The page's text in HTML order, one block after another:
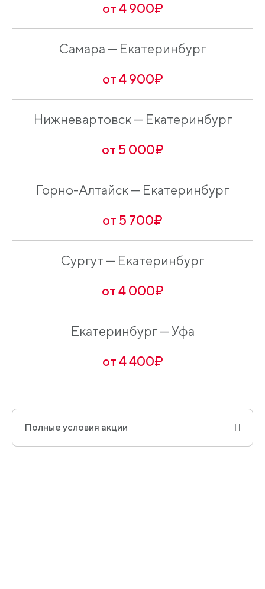
от 4 900₽
Самара — Екатеринбург
от 4 900₽
Нижневартовск — Екатеринбург
от 5 000₽
Горно-Алтайск — Екатеринбург
от 5 700₽
Сургут — Екатеринбург
от 4 000₽
Екатеринбург — Уфа
от 4 400₽
Полные условия акции